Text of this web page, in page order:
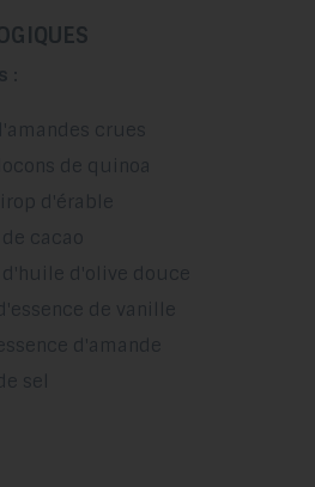
crues
de quinoa
d'érable
cacao
d'olive douce
de vanille
d'amande
sel